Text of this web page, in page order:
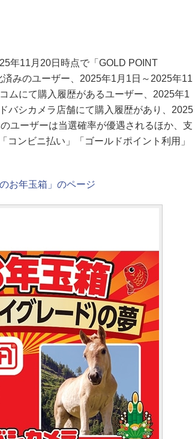
年11月20日時点で「GOLD POINT
みのユーザー、2025年1月1日～2025年11
ムにて購入履歴があるユーザー、2025年1
バシカメラ店舗にて購入履歴があり、2025
ユーザーは当選確率が優遇されるほか、支
ンビニ払い」「ゴールドポイント利用」
お年玉箱」のページ